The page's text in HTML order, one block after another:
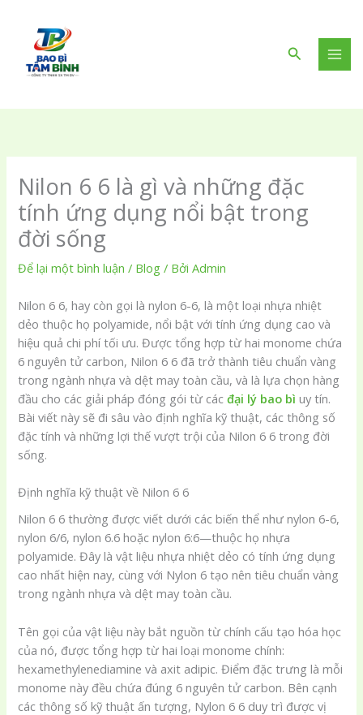
dung
Tìm
kiếm
Nilon 6 6 là gì và những đặc
tính ứng dụng nổi bật trong
đời sống
Để lại một bình luận / Blog / BởiAdmin
Nilon 6 6, hay còn gọi là nylon 6-6, là một loại nhựa nhiệt
dẻo thuộc họ polyamide, nổi bật với tính ứng dụng cao và
hiệu quả chi phí tối ưu. Được tổng hợp từ hai monome chứa
6 nguyên tử carbon, Nilon 6 6 đã trở thành tiêu chuẩn vàng
trong ngành nhựa và dệt may toàn cầu, và là lựa chọn hàng
đầu cho các giải pháp đóng gói từ cácđại lý bao bì uy tín.
Bài viết này sẽ đi sâu vào định nghĩa kỹ thuật, các thông số
đặc tính và những lợi thế vượt trội của Nilon 6 6 trong đời
sống.
Định nghĩa kỹ thuật về Nilon 6 6
Nilon 6 6 thường được viết dưới các biến thể như nylon 6-6,
nylon 6/6, nylon 6.6 hoặc nylon 6:6—thuộc họ nhựa
polyamide. Đây là vật liệu nhựa nhiệt dẻo có tính ứng dụng
cao nhất hiện nay, cùng với Nylon 6 tạo nên tiêu chuẩn vàng
trong ngành nhựa và dệt may toàn cầu.
Tên gọi của vật liệu này bắt nguồn từ chính cấu tạo hóa học
của nó, được tổng hợp từ hai loại monome chính:
hexamethylenediamine và axit adipic. Điểm đặc trưng là mỗi
monome này đều chứa đúng 6 nguyên tử carbon. Bên cạnh
các thông số kỹ thuật ấn tượng, Nylon 6 6 duy trì được vị